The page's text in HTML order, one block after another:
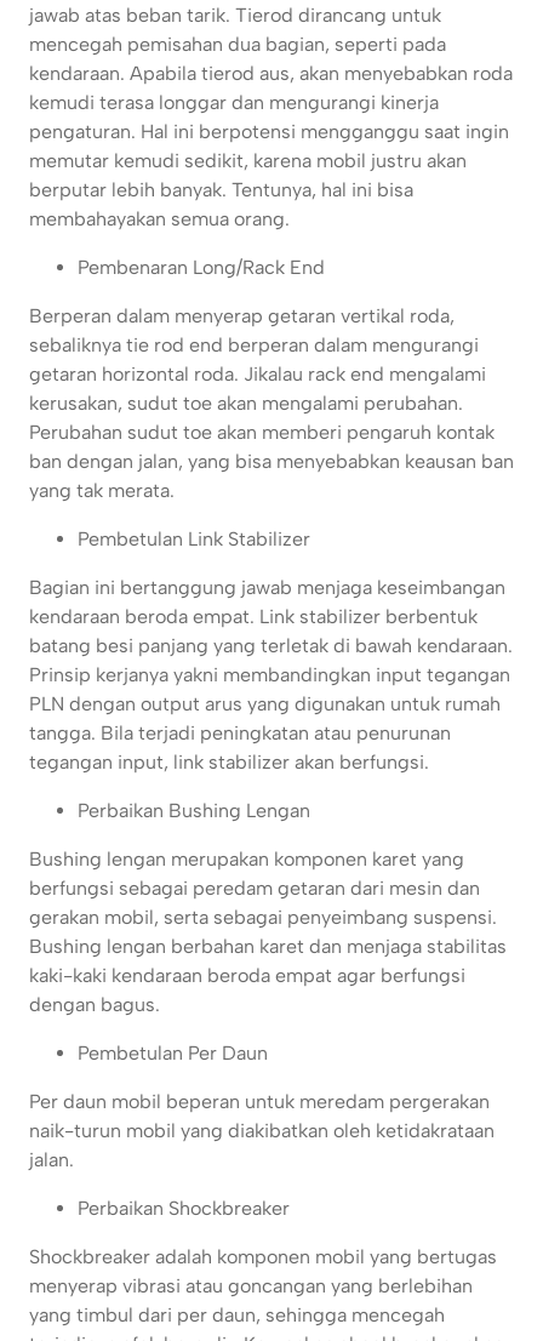
jawab atas beban tarik. Tierod dirancang untuk
mencegah pemisahan dua bagian, seperti pada
kendaraan. Apabila tierod aus, akan menyebabkan roda
kemudi terasa longgar dan mengurangi kinerja
pengaturan. Hal ini berpotensi mengganggu saat ingin
memutar kemudi sedikit, karena mobil justru akan
berputar lebih banyak. Tentunya, hal ini bisa
membahayakan semua orang.
Pembenaran Long/Rack End
Berperan dalam menyerap getaran vertikal roda,
sebaliknya tie rod end berperan dalam mengurangi
getaran horizontal roda. Jikalau rack end mengalami
kerusakan, sudut toe akan mengalami perubahan.
Perubahan sudut toe akan memberi pengaruh kontak
ban dengan jalan, yang bisa menyebabkan keausan ban
yang tak merata.
Pembetulan Link Stabilizer
Bagian ini bertanggung jawab menjaga keseimbangan
kendaraan beroda empat. Link stabilizer berbentuk
batang besi panjang yang terletak di bawah kendaraan.
Prinsip kerjanya yakni membandingkan input tegangan
PLN dengan output arus yang digunakan untuk rumah
tangga. Bila terjadi peningkatan atau penurunan
tegangan input, link stabilizer akan berfungsi.
Perbaikan Bushing Lengan
Bushing lengan merupakan komponen karet yang
berfungsi sebagai peredam getaran dari mesin dan
gerakan mobil, serta sebagai penyeimbang suspensi.
Bushing lengan berbahan karet dan menjaga stabilitas
kaki-kaki kendaraan beroda empat agar berfungsi
dengan bagus.
Pembetulan Per Daun
Per daun mobil beperan untuk meredam pergerakan
naik-turun mobil yang diakibatkan oleh ketidakrataan
jalan.
Perbaikan Shockbreaker
Shockbreaker adalah komponen mobil yang bertugas
menyerap vibrasi atau goncangan yang berlebihan
yang timbul dari per daun, sehingga mencegah